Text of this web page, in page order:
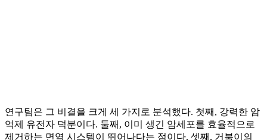
연구팀은 그 비결을 크게 세 가지로 분석했다. 첫째, 강력한 암
억제 유전자 덕분이다. 둘째, 이미 생긴 암세포를 효율적으로
제거하는 면역 시스템이 뛰어나다는 점이다. 셋째, 거북이의